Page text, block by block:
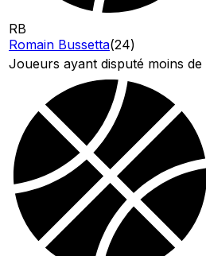
RB
Romain Bussetta(24)
Joueurs ayant disputé moins de